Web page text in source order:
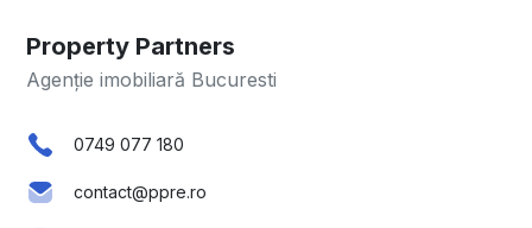
Property Partners
Agenție imobiliară Bucuresti
0749 077 180
contact@ppre.ro